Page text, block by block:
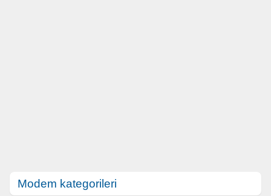
Modem kategorileri